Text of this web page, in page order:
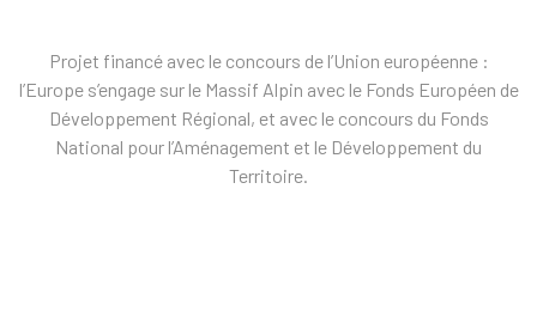
Projet financé avec le concours de l’Union européenne :
l’Europe s’engage sur le Massif Alpin avec le Fonds Européen de
Développement Régional, et avec le concours du Fonds
National pour l’Aménagement et le Développement du
Territoire.